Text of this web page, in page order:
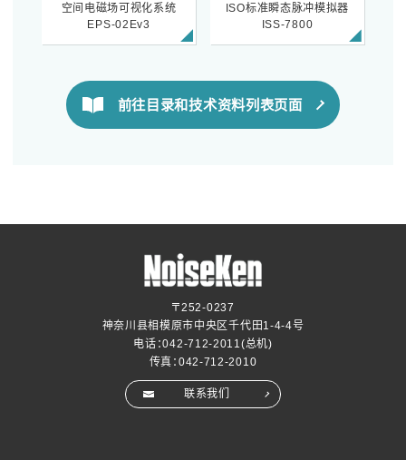
空间电磁场可视化系统
EPS-02Ev3
ISO标准瞬态脉冲模拟器
ISS-7800
前往目录和技术资料列表页面
〒252-0237
神奈川县相模原市中央区千代田1-4-4号
电话：042-712-2011 (总机)
传真：042-712-2010
联系我们